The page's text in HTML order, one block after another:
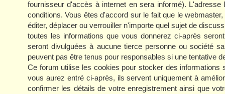
fournisseur d'accès à internet en sera informé).
conditions. Vous êtes d'accord sur le fait que le
éditer, déplacer ou verrouiller n'importe quel sujet de
toutes les informations que vous donnerez ci-après
seront divulguées à aucune tierce personne ou société
peuvent pas être tenus pour responsables si une tentative
Ce forum utilise les cookies pour stocker des informations
vous aurez entré ci-après, ils servent uniquement à
confirmer les détails de votre enregistrement ainsi que